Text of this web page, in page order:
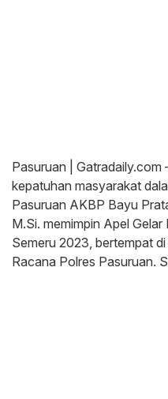
Pasuruan | Gatradaily.com
kepatuhan masyarakat
Pasuruan AKBP Bayu
M.Si. memimpin Apel
Semeru 2023, bertempat
Racana Polres Pasuruan.